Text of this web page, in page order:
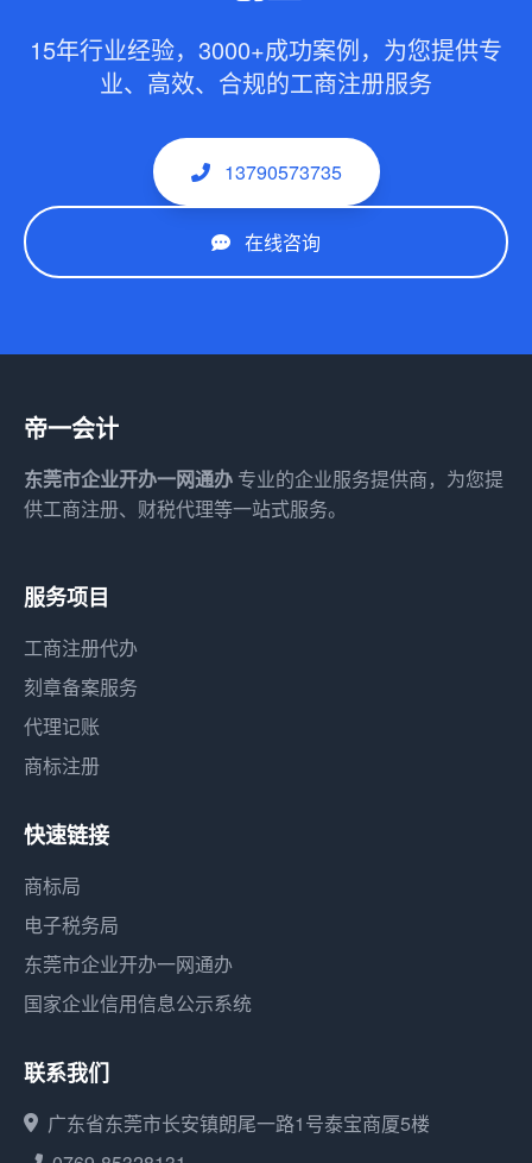
15年行业经验，3000+成功案例，为您提供专
业、高效、合规的工商注册服务
13790573735
在线咨询
帝一会计
东莞市企业开办一网通办 专业的企业服务提供商，为您提
供工商注册、财税代理等一站式服务。
服务项目
工商注册代办
刻章备案服务
代理记账
商标注册
快速链接
商标局
电子税务局
东莞市企业开办一网通办
国家企业信用信息公示系统
联系我们
广东省东莞市长安镇朗尾一路1号泰宝商厦5楼